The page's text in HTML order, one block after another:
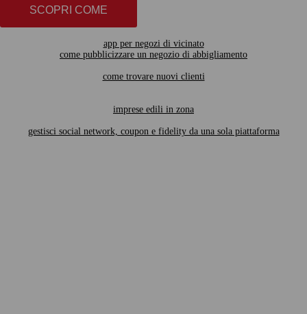
SCOPRI COME
app per negozi di vicinato
come pubblicizzare un negozio di abbigliamento
come trovare nuovi clienti
imprese edili in zona
gestisci social network, coupon e fidelity da una sola piattaforma